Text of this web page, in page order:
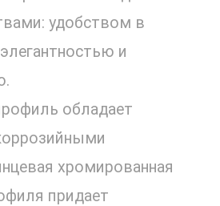
удобством в
и
обладает
хромированная
придает